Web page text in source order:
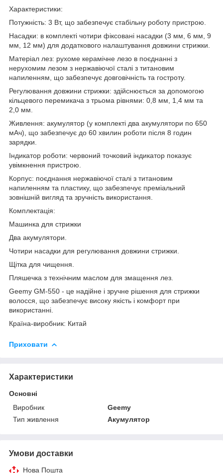
Характеристики:
Потужність: 3 Вт, що забезпечує стабільну роботу пристрою.
Насадки: в комплекті чотири фіксовані насадки (3 мм, 6 мм, 9
мм, 12 мм) для додаткового налаштування довжини стрижки.
Матеріал лез: рухоме керамічне лезо в поєднанні з
нерухомим лезом з нержавіючої сталі з титановим
напиленням, що забезпечує довговічність та гостроту.
Регулювання довжини стрижки: здійснюється за допомогою
кільцевого перемикача з трьома рівнями: 0,8 мм, 1,4 мм та
2,0 мм.
Живлення: акумулятор (у комплекті два акумулятори по 650
мАч), що забезпечує до 60 хвилин роботи після 8 годин
зарядки.
Індикатор роботи: червоний точковий індикатор показує
увімкнення пристрою.
Корпус: поєднання нержавіючої сталі з титановим
напиленням та пластику, що забезпечує преміальний
зовнішній вигляд та зручність використання.
Комплектація:
Машинка для стрижки
Два акумулятори.
Чотири насадки для регулювання довжини стрижки.
Щітка для чищення.
Пляшечка з технічним маслом для змащення лез.
Geemy GM-550 - це надійне і зручне рішення для стрижки
волосся, що забезпечує високу якість і комфорт при
використанні.
Країна-виробник: Китай
Приховати
Характеристики
Основні
Виробник
Geemy
Тип живлення
Акумулятор
Умови доставки
Нова Пошта